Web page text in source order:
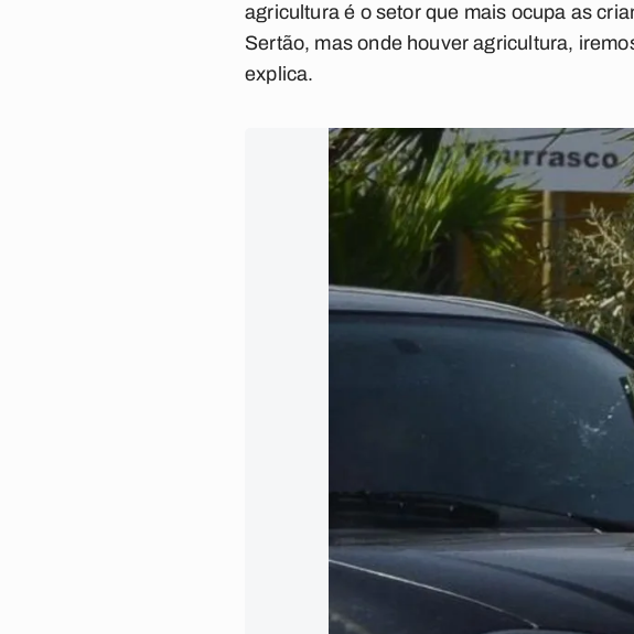
agricultura é o setor que mais ocupa as
Sertão, mas onde houver agricultura,
explica.